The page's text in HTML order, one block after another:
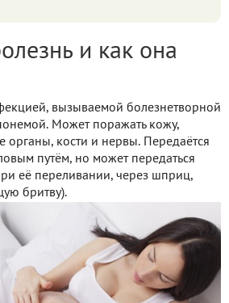
и как она
вызываемой болезнетворной
Может поражать кожу,
органы, кости и нервы. Передаётся
путём, но может передаться
её переливании, через шприц,
бритву).